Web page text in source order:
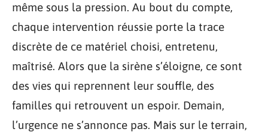
même sous la pression. Au bout du compte,
chaque intervention réussie porte la trace
discrète de ce matériel choisi, entretenu,
maîtrisé. Alors que la sirène s’éloigne, ce sont
des vies qui reprennent leur souffle, des
familles qui retrouvent un espoir. Demain,
l’urgence ne s’annonce pas. Mais sur le terrain,